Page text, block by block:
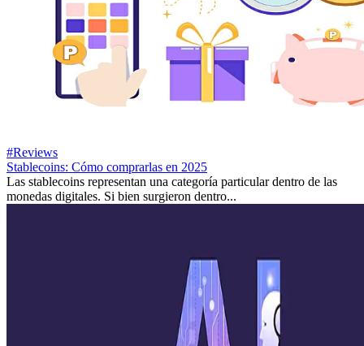
#Reviews
Stablecoins: Cómo comprarlas en 2025
Las stablecoins representan una categoría particular dentro de las
monedas digitales. Si bien surgieron dentro...